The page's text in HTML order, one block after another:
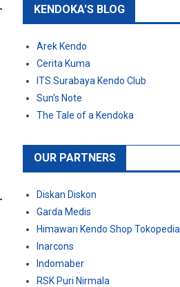
KENDOKA'S BLOG
Arek Kendo
Cerita Kuma
ITS Surabaya Kendo Club
Sun's Note
The Tale of a Kendoka
OUR PARTNERS
Diskan Diskon
Garda Medis
Himawari Kendo Shop Tokopedia
Inarcons
Indomaber
RSK Puri Nirmala